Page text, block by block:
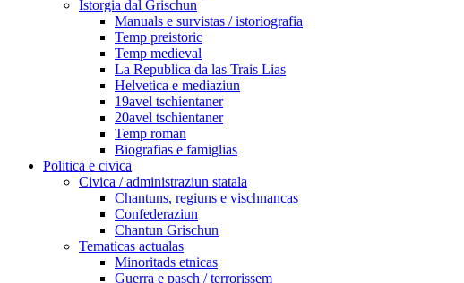
Istorgia dal Grischun
Manuals e survistas / istoriografia
Temp preistoric
Temp medieval
La Republica da las Trais Lias
Helvetica e mediaziun
19avel tschientaner
20avel tschientaner
Temp roman
Biografias e famiglias
Politica e civica
Civica / administraziun statala
Chantuns, regiuns e vischnancas
Confederaziun
Chantun Grischun
Tematicas actualas
Minoritads etnicas
Guerra e pasch / terrorissem